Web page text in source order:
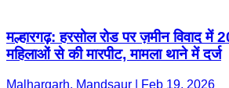
मल्हारगढ़: हरसोल रोड पर ज़मीन विवाद में
महिलाओं से की मारपीट, मामला थाने में दर्ज
Malhargarh, Mandsaur | Feb 19, 2026